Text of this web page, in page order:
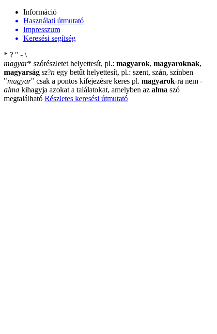
Információ
Használati útmutató
Impresszum
Keresési segítség
* ? " - \
magyar* szórészletet helyettesít, pl.: magyarok, magyaroknak,
magyarság sz?n egy betűt helyettesít, pl.: szent, szán, színben
"magyar" csak a pontos kifejezésre keres pl. magyarok-ra nem -
alma kihagyja azokat a találatokat, amelyben az alma szó
megtalálható Részletes keresési útmutató